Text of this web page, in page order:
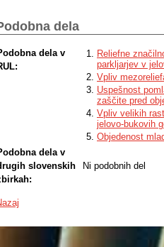
the predominant browsing by red deer.
dela
dela v
Reliefne
parkljarjev v
Vpliv
Uspešnost
zaščite pred
Vpliv velikih
jelovo-bukovih
Objedenost
dela v
slovenskih
Ni podobnih del